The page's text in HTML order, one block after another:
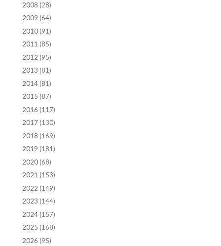
2008 (28)
2009 (64)
2010(91)
2011 (85)
2012 (95)
2013 (81)
2014(81)
2015 (87)
2016 (117)
2017(130)
2018 (169)
2019 (181)
2020(68)
2021 (153)
2022 (149)
2023 (144)
2024(157)
2025 (168)
2026 (95)